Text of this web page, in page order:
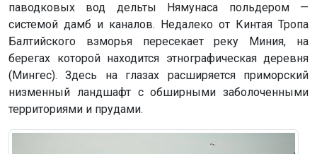
паводковых вод дельты Нямунаса польдером —
системой дамб и каналов. Недалеко от Кинтая Тропа
Балтийского взморья пересекает реку Миния, на
берегах которой находится этнографическая деревня
(Мингес). Здесь на глазах расширяется приморский
низменный ландшафт с обширными заболоченными
территориями и прудами.